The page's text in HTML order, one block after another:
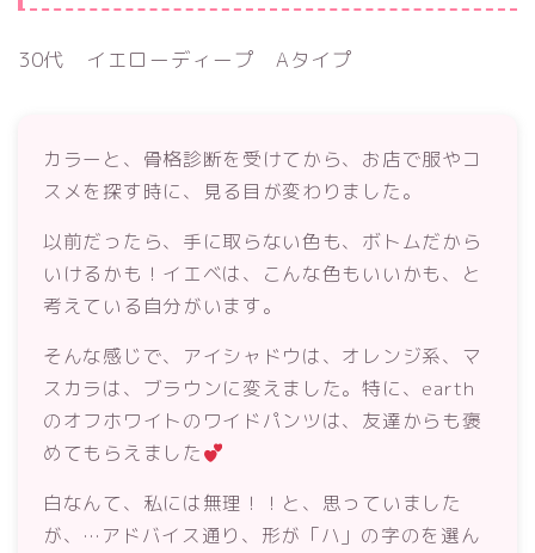
30代 イエローディープ Aタイプ
カラーと、骨格診断を受けてから、お店で服やコ
スメを探す時に、見る目が変わりました。
以前だったら、手に取らない色も、ボトムだから
いけるかも！イエベは、こんな色もいいかも、と
考えている自分がいます。
そんな感じで、アイシャドウは、オレンジ系、マ
スカラは、ブラウンに変えました。特に、earth
のオフホワイトのワイドパンツは、友達からも褒
めてもらえました
白なんて、私には無理！！と、思っていました
が、…アドバイス通り、形が「ハ」の字のを選ん